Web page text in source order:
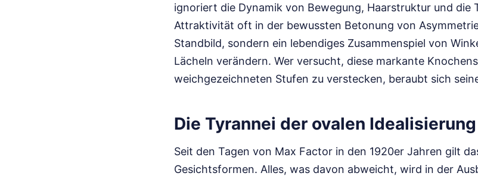
ignoriert die Dynamik von Bewegung, Haarstruktur und die
Attraktivität oft in der bewussten Betonung von
Standbild, sondern ein lebendiges Zusammenspiel von
Lächeln verändern. Wer versucht, diese markante
weichgezeichneten Stufen zu verstecken, beraubt sich
Die Tyrannei der ovalen Idealisierung
Seit den Tagen von Max Factor in den 1920er Jahren gilt
Gesichtsformen. Alles, was davon abweicht, wird in der